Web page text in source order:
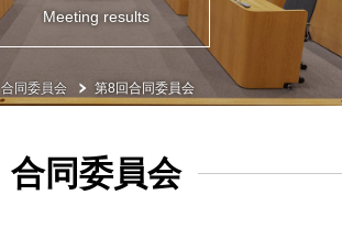
Meeting results
合同委員会 第8回合同委員会
合同委員会